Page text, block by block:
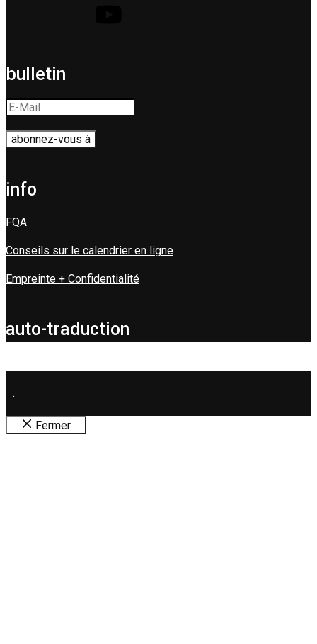
bulletin
info
FQA
Conseils sur le calendrier en ligne
Empreinte + Confidentialité
auto-traduction
.
Fermer